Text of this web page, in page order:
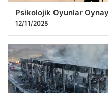
Psikolojik Oyunlar
12/11/2025